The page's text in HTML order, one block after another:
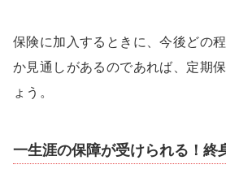
保険に加入するときに、今後どの
か見通しがあるのであれば、定期
ょう。
一生涯の保障が受けられる！終